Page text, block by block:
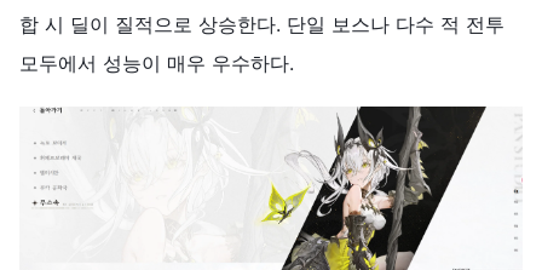
합 시 딜이 질적으로 상승한다. 단일 보스나 다수 적 전투
모두에서 성능이 매우 우수하다.